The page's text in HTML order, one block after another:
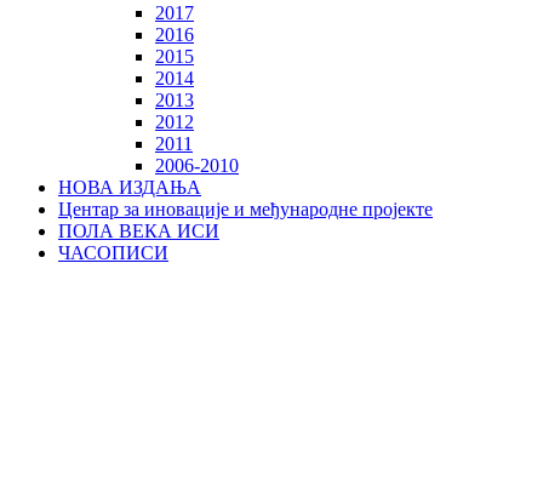
2017
2016
2015
2014
2013
2012
2011
2006-2010
НОВА ИЗДАЊА
Центар за иновације и међународне пројекте
ПОЛА ВЕКА ИСИ
ЧАСОПИСИ